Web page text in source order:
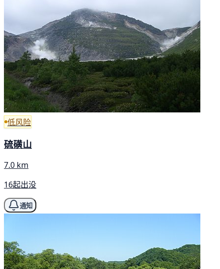
低风险
硫磺山
7.0 km
16起出没
通知